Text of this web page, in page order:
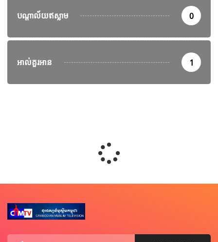
បណ្តាល័យឥស្លាម 0
អាល់គួរអាន 1